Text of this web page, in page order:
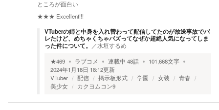
ところが面白い
★★★ Excellent!!!
VTuberの姉と中身を入れ替わって配信してたのが放送事故でバ
レたけど、めちゃくちゃバズってなぜか超絶人気になってしま
った件について。
／水垣するめ
★469 ラブコメ 連載中 48話 101,668文字
2024年1月18日 18:12更新
VTuber
配信 掲示板形式 学園 女装
青春
美少女
カクヨムコン9